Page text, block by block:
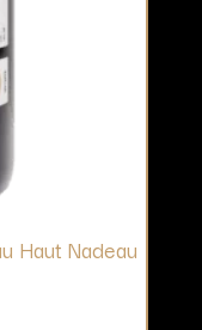
Haut Nadeau